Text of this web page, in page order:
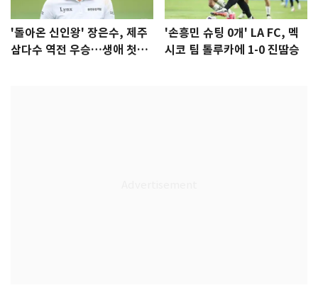
'돌아온 신인왕' 장은수, 제주
삼다수 역전 우승…생애 첫승
'손흥민 슈팅 0개' LA FC, 멕
시코 팀 톨루카에 1-0 진땀승